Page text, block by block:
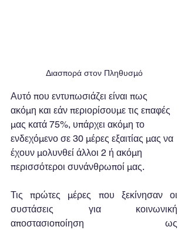
Διασπορά στον Πληθυσμό
Αυτό που εντυπωσιάζει είναι πως
ακόμη και εάν περιορίσουμε τις επαφές
μας κατά 75%, υπάρχει ακόμη το
ενδεχόμενο σε 30 μέρες εξαιτίας μας να
έχουν μολυνθεί άλλοι 2 ή ακόμη
περισσότεροι συνάνθρωποί μας.
Τις πρώτες μέρες που ξεκίνησαν οι
συστάσεις για κοινωνική
αποστασιοποίηση ως